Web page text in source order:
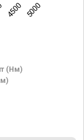
(Нм)
4500 5000